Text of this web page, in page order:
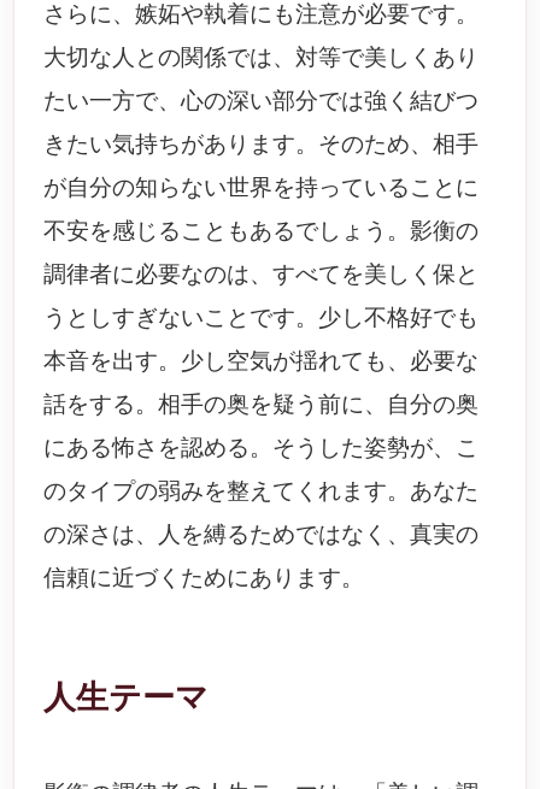
さらに、嫉妬や執着にも注意が必要です。
大切な人との関係では、対等で美しくあり
たい一方で、心の深い部分では強く結びつ
きたい気持ちがあります。そのため、相手
が自分の知らない世界を持っていることに
不安を感じることもあるでしょう。影衡の
調律者に必要なのは、すべてを美しく保と
うとしすぎないことです。少し不格好でも
本音を出す。少し空気が揺れても、必要な
話をする。相手の奥を疑う前に、自分の奥
にある怖さを認める。そうした姿勢が、こ
のタイプの弱みを整えてくれます。あなた
の深さは、人を縛るためではなく、真実の
信頼に近づくためにあります。
人生テーマ